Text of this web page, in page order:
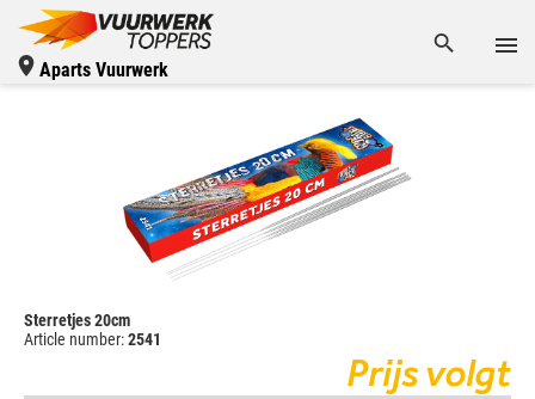
Aparts Vuurwerk
Sterretjes 20cm
Article number:2541
Prijs volgt